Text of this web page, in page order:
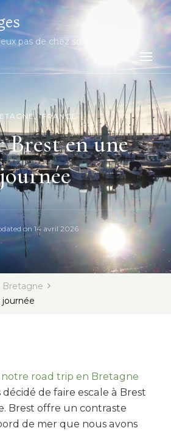
pas de chez soi
FRANCE
en une
on 14 avril 2026
Bretagne
notre road trip en Bretagne
décidé de faire escale à Brest
Brest offre un contraste
de mer que nous avons